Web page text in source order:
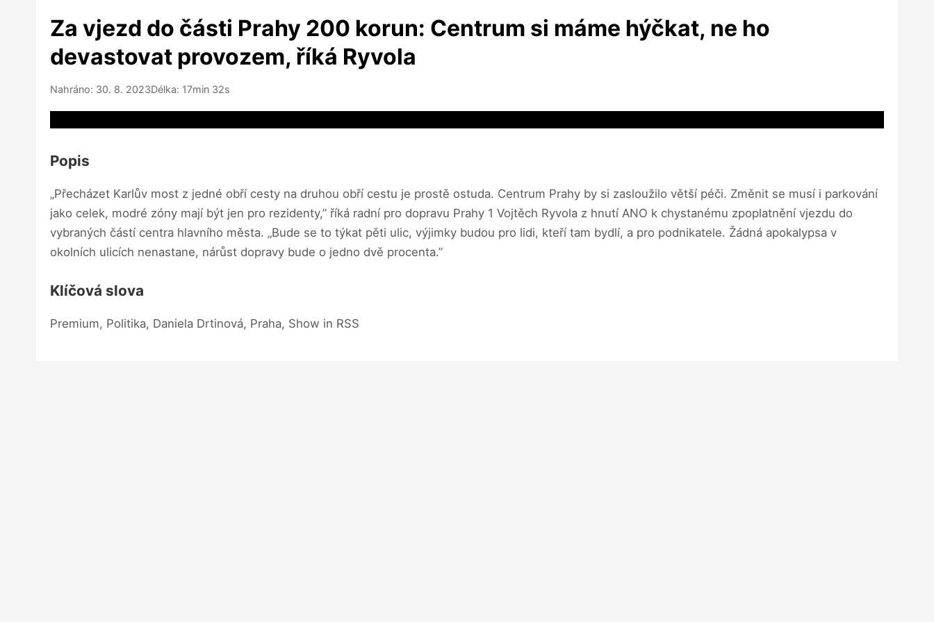
Za vjezd do části Prahy 200 korun: Centrum si máme hýčkat, ne ho
devastovat provozem, říká Ryvola
Nahráno: 30. 8. 2023Délka: 17min 32s
Popis
„Přecházet Karlův most z jedné obří cesty na druhou obří cestu je prostě ostuda. Centrum Prahy by si zasloužilo větší péči. Změnit se musí i parkování
jako celek, modré zóny mají být jen pro rezidenty,” říká radní pro dopravu Prahy 1 Vojtěch Ryvola z hnutí ANO k chystanému zpoplatnění vjezdu do
vybraných částí centra hlavního města. „Bude se to týkat pěti ulic, výjimky budou pro lidi, kteří tam bydlí, a pro podnikatele. Žádná apokalypsa v
okolních ulicích nenastane, nárůst dopravy bude o jedno dvě procenta.”
Klíčová slova
Premium, Politika, Daniela Drtinová, Praha, Show in RSS